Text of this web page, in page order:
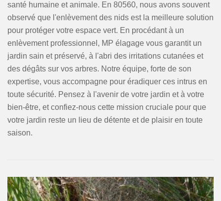
santé humaine et animale. En 80560, nous avons souvent
observé que l'enlèvement des nids est la meilleure solution
pour protéger votre espace vert. En procédant à un
enlèvement professionnel, MP élagage vous garantit un
jardin sain et préservé, à l'abri des irritations cutanées et
des dégâts sur vos arbres. Notre équipe, forte de son
expertise, vous accompagne pour éradiquer ces intrus en
toute sécurité. Pensez à l'avenir de votre jardin et à votre
bien-être, et confiez-nous cette mission cruciale pour que
votre jardin reste un lieu de détente et de plaisir en toute
saison.